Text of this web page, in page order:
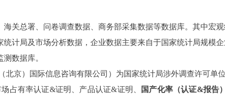
关总署、问卷调查数据、商务部采集数据等数据库。其中宏
计局及市场分析数据，企业数据主要来自于国家统计局规模
数据库。
北京）国际信息咨询有限公司）为国家统计局涉外调查许可单位
场占有率认证&证明、产品认证&证明、 国产化率（认证&报告）